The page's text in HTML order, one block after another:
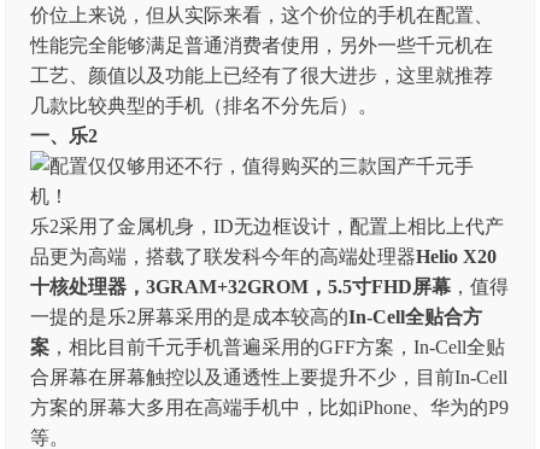
价位上来说，但从实际来看，这个价位的手机在配置、
性能完全能够满足普通消费者使用，另外一些千元机在
工艺、颜值以及功能上已经有了很大进步，这里就推荐
几款比较典型的手机（排名不分先后）。
一、乐2
乐2采用了金属机身，ID无边框设计，配置上相比上代产
品更为高端，搭载了联发科今年的高端处理器Helio X20
十核处理器，3GRAM+32GROM，5.5寸FHD屏幕 ，值得
一提的是乐2屏幕采用的是成本较高的In-Cell全贴合方
案 ，相比目前千元手机普遍采用的GFF方案，In-Cell全贴
合屏幕在屏幕触控以及通透性上要提升不少，目前In-Cell
方案的屏幕大多用在高端手机中，比如iPhone、华为的P9
等。